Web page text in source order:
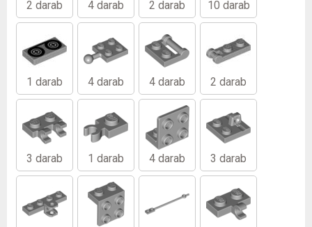
2 darab 4 darab 2 darab 10 darab
1 darab 4 darab 4 darab 2 darab
3 darab 1 darab 4 darab 3 darab